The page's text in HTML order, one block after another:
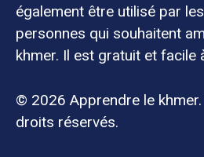
également être utilisé par les
personnes qui souhaitent
khmer. Il est gratuit et facile
© 2026 Apprendre le
droits réservés.